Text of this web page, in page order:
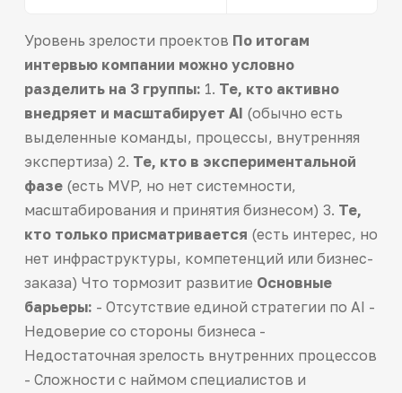
Уровень зрелости проектов По итогам
интервью компании можно условно
разделить на 3 группы: 1. Те, кто активно
внедряет и масштабирует AI (обычно есть
выделенные команды, процессы, внутренняя
экспертиза) 2. Те, кто в экспериментальной
фазе(есть MVP, но нет системности,
масштабирования и принятия бизнесом) 3. Те,
кто только присматривается (есть интерес, но
нет инфраструктуры, компетенций или бизнес-
заказа) Что тормозит развитие Основные
барьеры: - Отсутствие единой стратегии по AI -
Недоверие со стороны бизнеса -
Недостаточная зрелость внутренних процессов
- Сложности с наймом специалистов и